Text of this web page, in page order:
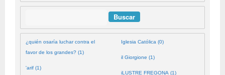
¿quién osaría luchar contra el
favor de los grandes? (1)
'arif (1)
Iglesia Católica (0)
il Giorgione (1)
iLUSTRE FREGONA (1)